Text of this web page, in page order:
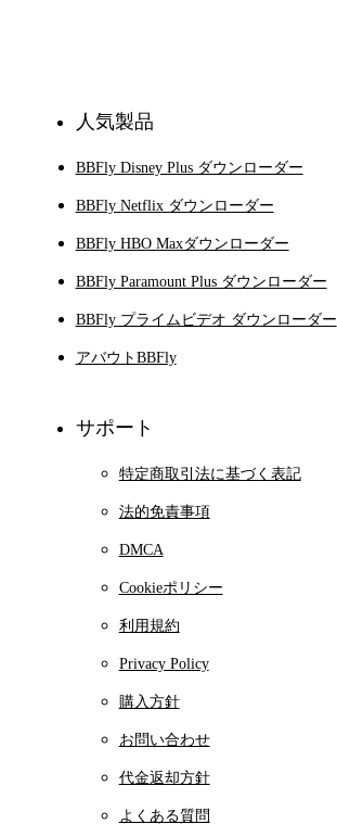
人気製品
BBFly Disney Plus ダウンローダー
BBFly Netflix ダウンローダー
BBFly HBO Maxダウンローダー
BBFly Paramount Plus ダウンローダー
BBFly プライムビデオ ダウンローダー
アバウトBBFly
サポート
特定商取引法に基づく表記
法的免責事項
DMCA
Cookieポリシー
利用規約
Privacy Policy
購入方針
お問い合わせ
代金返却方針
よくある質問